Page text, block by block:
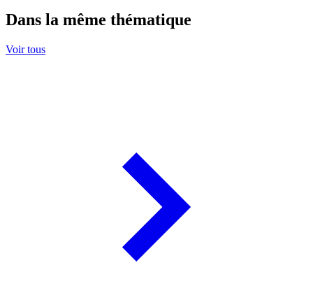
Dans la même thématique
Voir tous